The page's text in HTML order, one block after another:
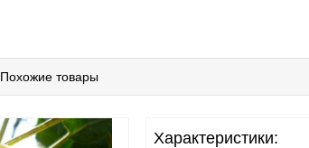
Похожие товары
Характеристики: